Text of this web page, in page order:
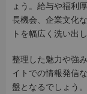
ょう。給与や福利
長機会、企業文化
トを幅広く洗い出
整理した魅力や強
イトでの情報発信
盤となるでしょう。